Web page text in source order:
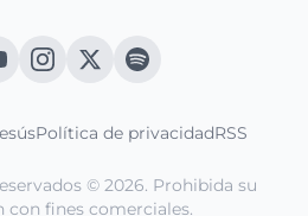
Política de privacidadRSS
© 2026. Prohibida su
con fines comerciales.